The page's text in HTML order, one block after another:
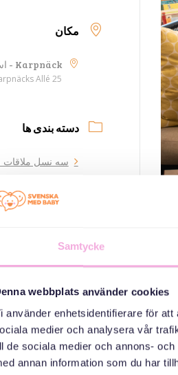
Samtycke
webbplats använder cookies
använder enhetsidentifierare för
medier och analysera vår
de sociala medier och annons-
annan information som du har
مکان
Karpnäck - استکهلم - کتابخانه
Allé 25
دسته بندی ها
سه نسل ملاقات
سازمان دهنده